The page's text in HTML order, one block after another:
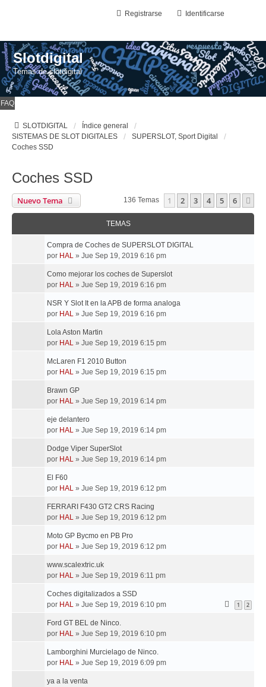
Identificarse
Registrarse
Slotdigital
Temas de slotdigital
FAQ
SLOTDIGITAL
Índice general
SISTEMAS DE SLOT DIGITALES
SUPERSLOT, Sport Digital
Coches SSD
Coches SSD
Nuevo Tema 136 Temas 1 2 3 4 5 6
TEMAS
Compra de Coches de SUPERSLOT DIGITAL
por HAL » Jue Sep 19, 2019 6:16 pm
Como mejorar los coches de Superslot
por HAL » Jue Sep 19, 2019 6:16 pm
NSR Y Slot It en la APB de forma analoga
por HAL » Jue Sep 19, 2019 6:16 pm
Lola Aston Martin
por HAL » Jue Sep 19, 2019 6:15 pm
McLaren F1 2010 Button
por HAL » Jue Sep 19, 2019 6:15 pm
Brawn GP
por HAL » Jue Sep 19, 2019 6:14 pm
eje delantero
por HAL » Jue Sep 19, 2019 6:14 pm
Dodge Viper SuperSlot
por HAL » Jue Sep 19, 2019 6:14 pm
El F60
por HAL » Jue Sep 19, 2019 6:12 pm
FERRARI F430 GT2 CRS Racing
por HAL » Jue Sep 19, 2019 6:12 pm
Moto GP Bycmo en PB Pro
por HAL » Jue Sep 19, 2019 6:12 pm
www.scalextric.uk
por HAL » Jue Sep 19, 2019 6:11 pm
Coches digitalizados a SSD
por HAL » Jue Sep 19, 2019 6:10 pm 1 2
Ford GT BEL de Ninco.
por HAL » Jue Sep 19, 2019 6:10 pm
Lamborghini Murcielago de Ninco.
por HAL » Jue Sep 19, 2019 6:09 pm
ya a la venta